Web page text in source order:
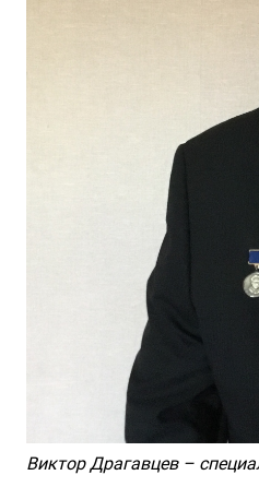
Виктор Драгавцев –